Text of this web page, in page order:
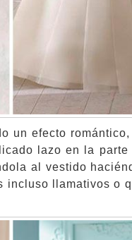
un efecto
lazo en la parte
al vestido
incluso llamativos o